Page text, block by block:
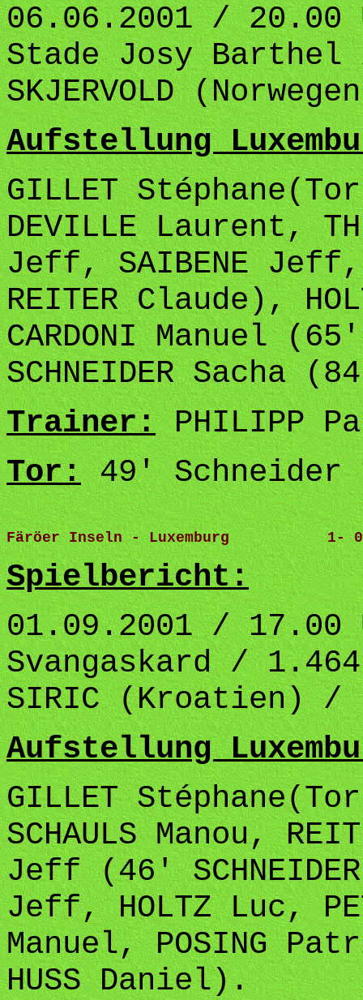
06.06.2001 / 20.00
Stade Josy
SKJERVOLD
Aufstellung
GILLET
DEVILLE Laurent,
Jeff, SAIBENE Jeff,
REITER Claude),
CARDONI Manuel
SCHNEIDER Sacha
Trainer:PHILIPP
Tor:49' Schneider
Färöer Inseln - Luxemburg           1-
Spielbericht:
01.09.2001 /
Svangaskard /
SIRIC (Kroatien) /
Aufstellung
GILLET
SCHAULS Manou,
Jeff (46' SCHNEIDER
Jeff, HOLTZ Luc,
Manuel, POSING
HUSS Daniel).